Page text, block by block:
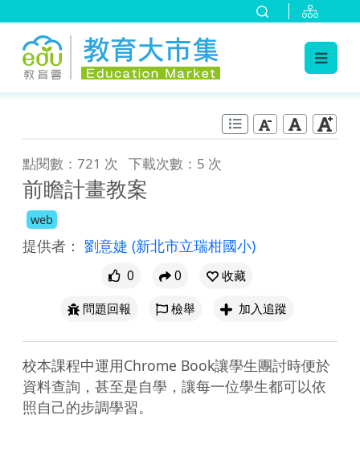
點閱數：721 次 下載次數：5 次
前瞻計畫教案
web
提供者： 劉意婕 (新北市立瑞柑國小)
0 0
收藏
問題回報
檢舉 加入追蹤
校本課程中運用Chrome Book讓學生團討時便於
資料查詢，甚至是自學，讓每一位學生都可以依
照自己的步調學習。